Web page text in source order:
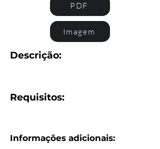
PDF
Imagem
Descrição:
Requisitos:
Informações adicionais: